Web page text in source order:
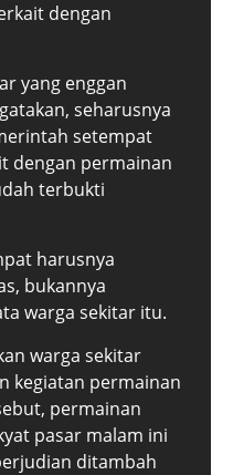
dengan
yang enggan
seharusnya
setempat
dengan permainan
terbukti
harusnya
bukannya
warga sekitar itu.
warga sekitar
kegiatan permainan
permainan
pasar malam ini
ditambah